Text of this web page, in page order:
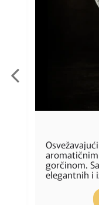
gorčinom.
elegantnih i